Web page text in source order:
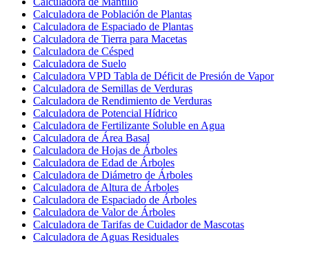
Calculadora de Población de Plantas
Calculadora de Espaciado de Plantas
Calculadora de Tierra para Macetas
Calculadora de Césped
Calculadora de Suelo
Calculadora VPD Tabla de Déficit de Presión de Vapor
Calculadora de Semillas de Verduras
Calculadora de Rendimiento de Verduras
Calculadora de Potencial Hídrico
Calculadora de Fertilizante Soluble en Agua
Calculadora de Área Basal
Calculadora de Hojas de Árboles
Calculadora de Edad de Árboles
Calculadora de Diámetro de Árboles
Calculadora de Altura de Árboles
Calculadora de Espaciado de Árboles
Calculadora de Valor de Árboles
Calculadora de Tarifas de Cuidador de Mascotas
Calculadora de Aguas Residuales